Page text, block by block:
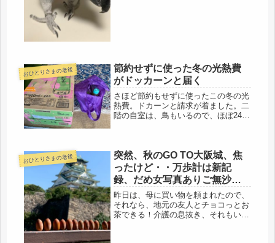
おひとりさまの老後
節約せずに使った冬の光熱費
がドッカーンと届く
さほど節約もせずに使ったこの冬の光
熱費。ドカーンと請求が着ました。二
階の自室は、鳥もいるので、ほぼ24時
ど、寒いと、ブルブル震えていま
す。...
おひとりさまの老後
突然、秋のGO TO大阪城、焦
ったけど・・万歩計は新記
録、だめ女写真ありご無沙汰
です
昨日は、母に買い物を頼まれたので、
それなら、地元の友人とチョコっとお
茶できる！介護の息抜き、それもいい